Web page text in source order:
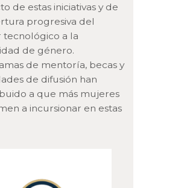
de estas iniciativas y de
progresiva del
tecnológico a la
de género.
de mentoría, becas y
de difusión han
a que más mujeres
a incursionar en estas